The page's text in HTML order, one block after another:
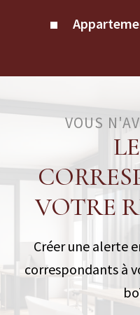
VOUS
VOTRE
Créer une alerte
correspondants à